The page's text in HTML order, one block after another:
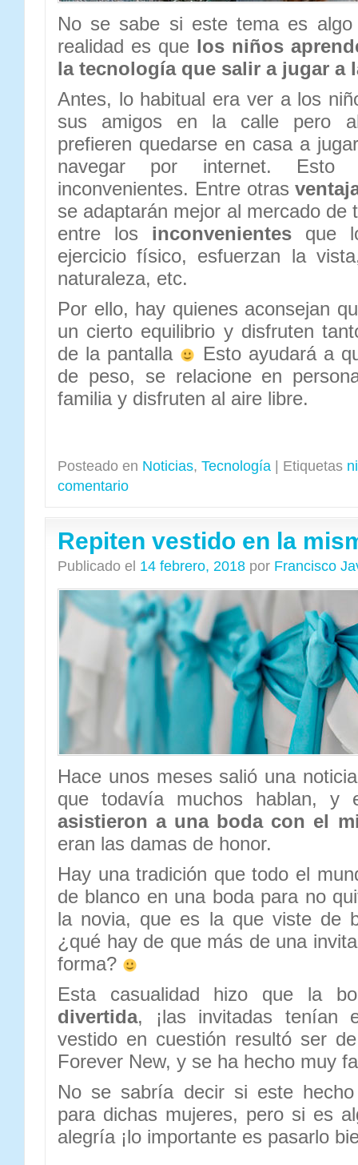
No se sabe si este tema es
realidad es que los niños
la tecnología que salir a jugar a
Antes, lo habitual era ver a los
sus amigos en la calle pero
prefieren quedarse en casa a
navegar por internet. Esto
inconvenientes. Entre otras
se adaptarán mejor al mercado de
entre los inconvenientes que
ejercicio físico, esfuerzan la
naturaleza, etc.
Por ello, hay quienes aconsejan
un cierto equilibrio y disfruten
de la pantalla
Esto ayudará a
de peso, se relacione en
familia y disfruten al aire libre.
Posteado en Noticias, Tecnología Etiquetas
comentario
Repiten vestido en la
Publicado el 14 febrero, 2018 por Francisco
Hace unos meses salió una
que todavía muchos hablan, y
asistieron a una boda con el
eran las damas de honor.
Hay una tradición que todo el
de blanco en una boda para no
la novia, que es la que viste de
¿qué hay de que más de una
forma?
Esta casualidad hizo que la
divertida, ¡las invitadas tenían
vestido en cuestión resultó ser
Forever New, y se ha hecho muy
No se sabría decir si este
para dichas mujeres, pero si es
alegría ¡lo importante es pasarlo